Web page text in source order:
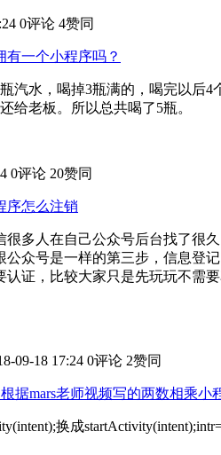
0评论 4赞同
有一个小程序吗？
汽水，喝掉3瓶满的，喝完以后
给老板。所以总共喝了5瓶。
0评论 20赞同
序怎么注销
很多人在自己公众号后台找了很
公众号是一样的第三步，信息登
认证，比较大家只是先玩玩不需
09-18 17:24 0评论 2赞同
据mars老师视频写的两数相乘
换成